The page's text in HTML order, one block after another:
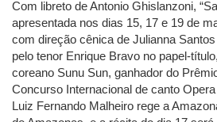
Com libreto de Antonio Ghislanzoni,
apresentada nos dias 15, 17 e 19 de
com direção cênica de Julianna
pelo tenor Enrique Bravo no papel-
coreano Sunu Sun, ganhador do
Concurso Internacional de canto
Luiz Fernando Malheiro rege a